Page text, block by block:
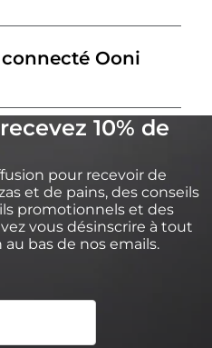
Ooni
10% de
pour recevoir de
et de pains, des conseils
promotionnels et des
vous désinscrire à tout
bas de nos emails.